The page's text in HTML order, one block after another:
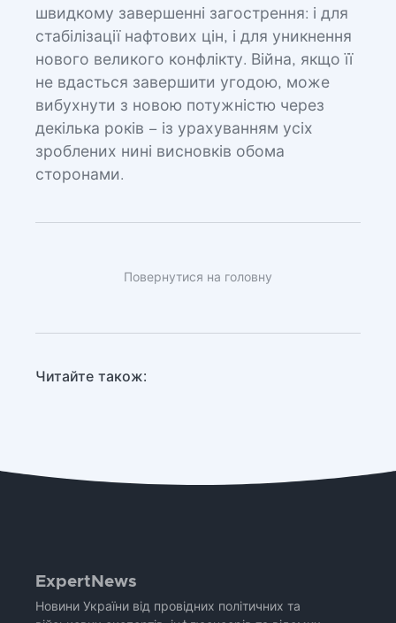
швидкому завершенні загострення: і для
стабілізації нафтових цін, і для уникнення
нового великого конфлікту. Війна, якщо її
не вдасться завершити угодою, може
вибухнути з новою потужністю через
декілька років – із урахуванням усіх
зроблених нині висновків обома
сторонами.
Повернутися на головну
Читайте також:
ExpertNews
Новини України від провідних політичних та